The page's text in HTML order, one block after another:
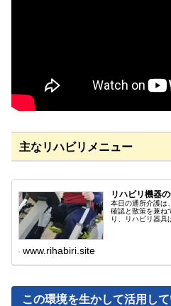
主なリハビリメニュー
リハビリ機器
本日の通所介護は
確認と散策を兼ね
り、リハビリ器
www.rihabiri.site
この環境を生かして活用し